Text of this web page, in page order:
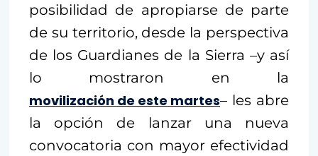
posibilidad de apropiarse de parte
de su territorio, desde la perspectiva
de los Guardianes de la Sierra –y así
lo mostraron en la
movilización de este martes– les abre
la opción de lanzar una nueva
convocatoria con mayor efectividad